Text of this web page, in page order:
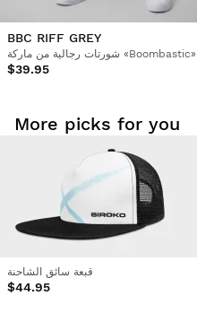
BBC RIFF GREY
شورتات رجالية من ماركة «Boombastic»
$39.95
More picks for you
قبعة سائق الشاحنة
$44.95